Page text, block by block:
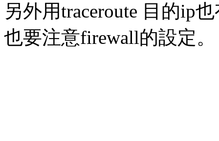
另外用traceroute 目的ip
也要注意firewall的設定。